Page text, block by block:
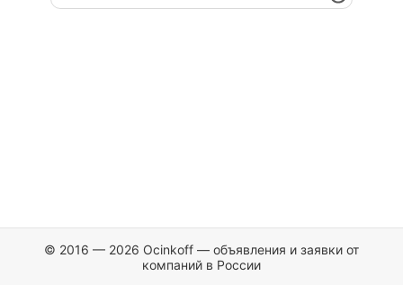
© 2016 — 2026 Ocinkoff — объявления и заявки от
компаний в России